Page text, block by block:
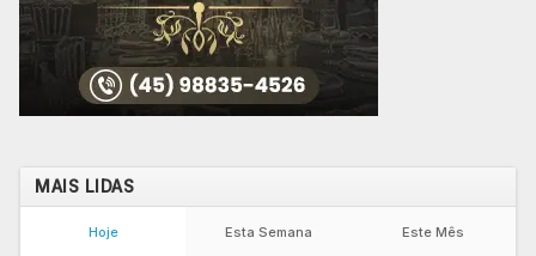
MAIS LIDAS
Hoje Esta Semana Este Mês